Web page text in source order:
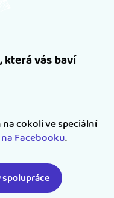
která vás baví
cokoli ve speciální
Facebooku.
spolupráce